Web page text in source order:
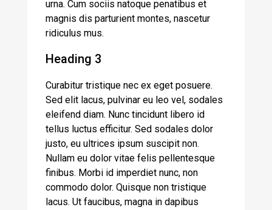
urna. Cum sociis natoque penatibus et
magnis dis parturient montes, nascetur
ridiculus mus.
Heading 3
Curabitur tristique nec ex eget posuere.
Sed elit lacus, pulvinar eu leo vel, sodales
eleifend diam. Nunc tincidunt libero id
tellus luctus efficitur. Sed sodales dolor
justo, eu ultrices ipsum suscipit non.
Nullam eu dolor vitae felis pellentesque
finibus. Morbi id imperdiet nunc, non
commodo dolor. Quisque non tristique
lacus. Ut faucibus, magna in dapibus